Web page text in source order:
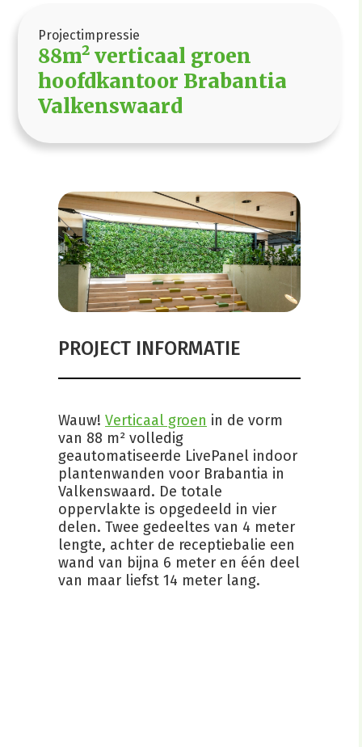
Projectimpressie
88m² verticaal groen
hoofdkantoor Brabantia
Valkenswaard
PROJECT INFORMATIE
Wauw! Verticaal groen in de vorm
van 88 m² volledig
geautomatiseerde LivePanel indoor
plantenwanden voor Brabantia in
Valkenswaard. De totale
oppervlakte is opgedeeld in vier
delen. Twee gedeeltes van 4 meter
lengte, achter de receptiebalie een
wand van bijna 6 meter en één deel
van maar liefst 14 meter lang.